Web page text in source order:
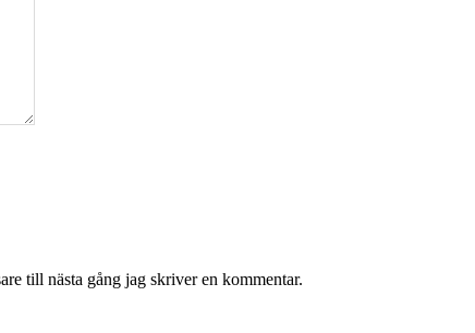
till nästa gång jag skriver en kommentar.